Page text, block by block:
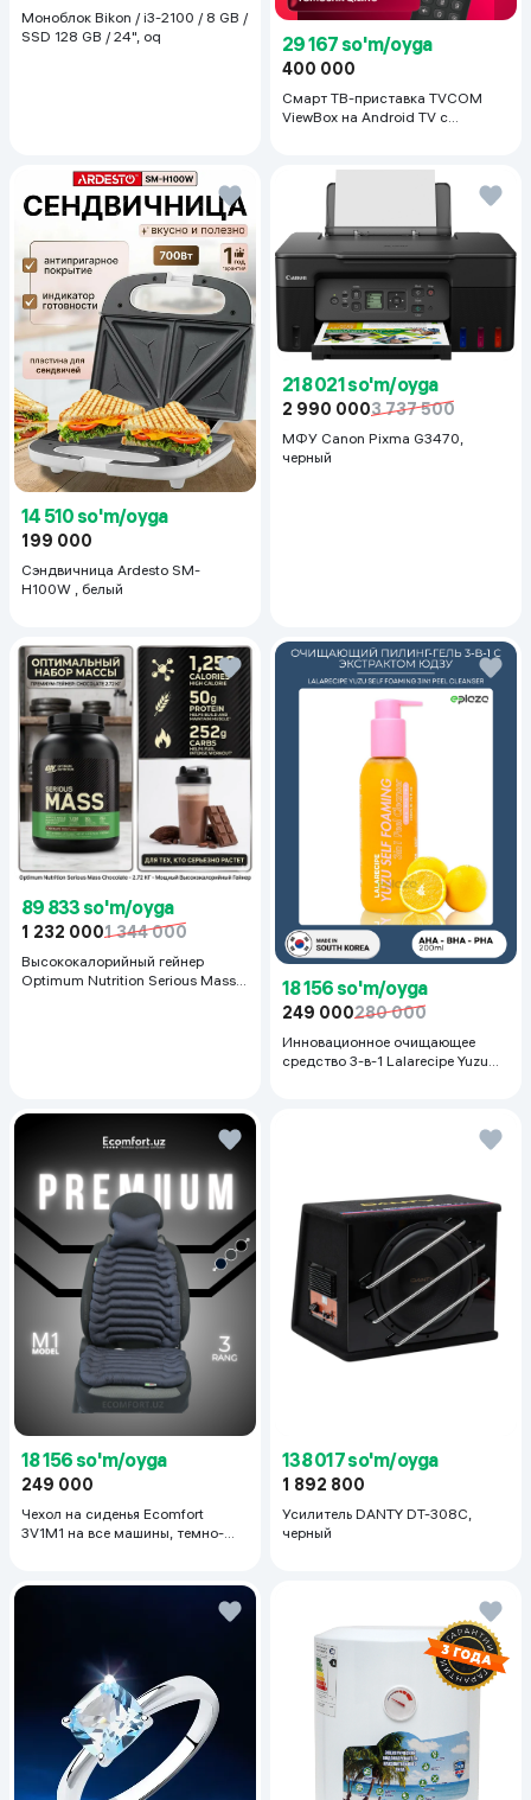
Моноблок Bikon / i3-2100 / 8 GB /
SSD 128 GB / 24", oq
29 167 so'm/oyga
400 000
Смарт ТВ-приставка TVCOM
ViewBox на Android TV с
14 510 so'm/oyga
199 000
Сэндвичница Ardesto SM-
H100W , белый
218 021 so'm/oyga
2 990 0003 737 500
МФУ Canon Pixma G3470,
черный
89 833 so'm/oyga
1 232 0001 344 000
Высококалорийный гейнер
Optimum Nutrition Serious Mass,
18 156 so'm/oyga
249 000280 000
Инновационное очищающее
средство 3-в-1 Lalarecipe Yuzu
18 156 so'm/oyga
249 000
Чехол на сиденья Ecomfort
3V1M1 на все машины, темно-
138 017 so'm/oyga
1 892 800
Усилитель DANTY DT-308C,
черный